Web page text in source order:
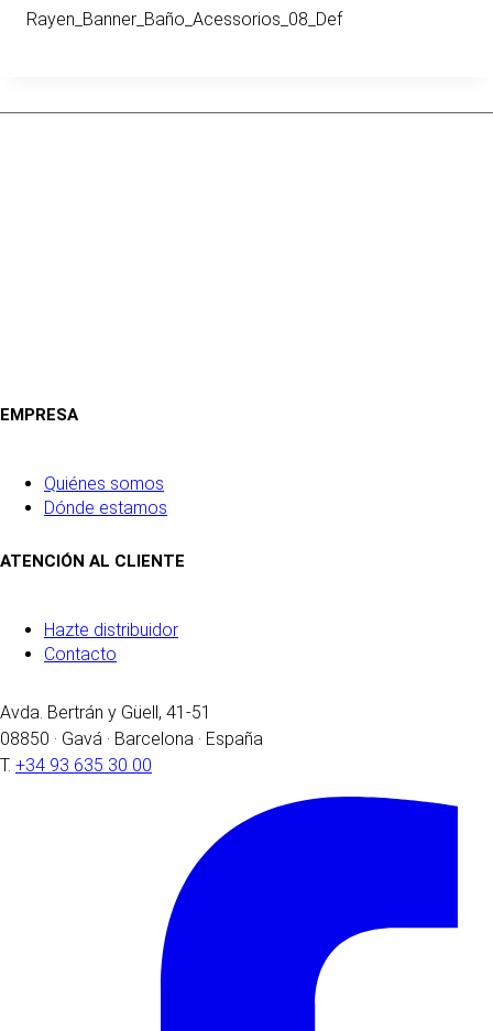
Rayen_Banner_Baño_Acessorios_08_Def
EMPRESA
Quiénes somos
Dónde estamos
ATENCIÓN AL CLIENTE
Hazte distribuidor
Contacto
Avda. Bertrán y Güell, 41-51
08850 · Gavá · Barcelona · España
T. +34 93 635 30 00